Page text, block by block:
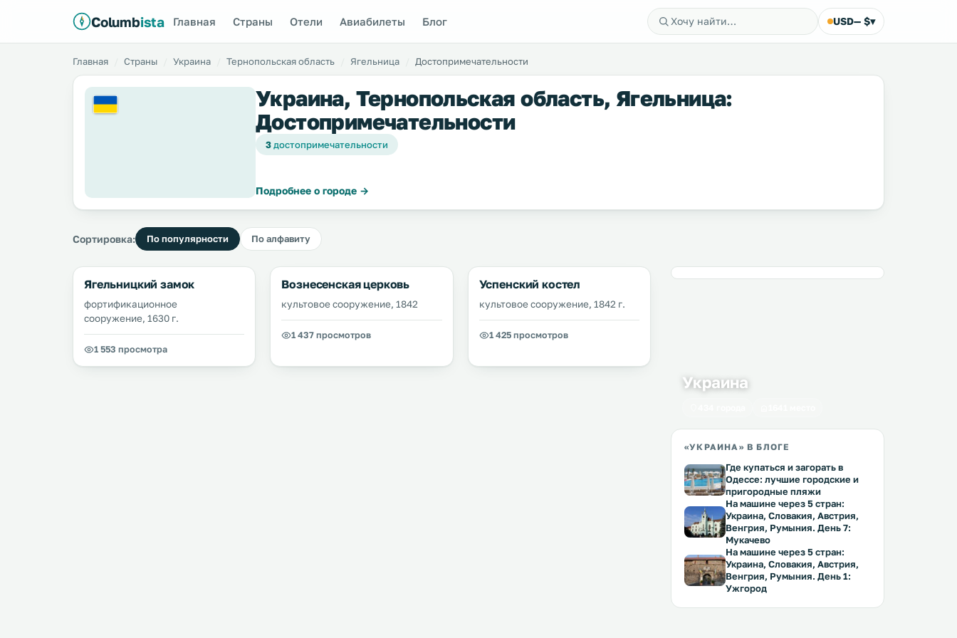
Columbista Главная Страны Отели Авиабилеты Блог USD— $▾
Главная Страны Украина Тернопольская область Ягельница Достопримечательности
Украина, Тернопольская область, Ягельница:
Достопримечательности
3достопримечательности
Подробнее о городе →
Сортировка: По популярности По алфавиту
Ягельницкий замок
фортификационное
сооружение, 1630 г.
1 553 просмотра
Вознесенская церковь
культовое сооружение, 1842
1 437 просмотров
Успенский костел
культовое сооружение, 1842 г.
1 425 просмотров
Украина
«УКРАИНА» В БЛОГЕ
Где купаться и загорать в
Одессе: лучшие городские и
пригородные пляжи
На машине через 5 стран:
Украина, Словакия, Австрия,
Венгрия, Румыния. День 7:
Мукачево
На машине через 5 стран:
Украина, Словакия, Австрия,
Венгрия, Румыния. День 1:
Ужгород